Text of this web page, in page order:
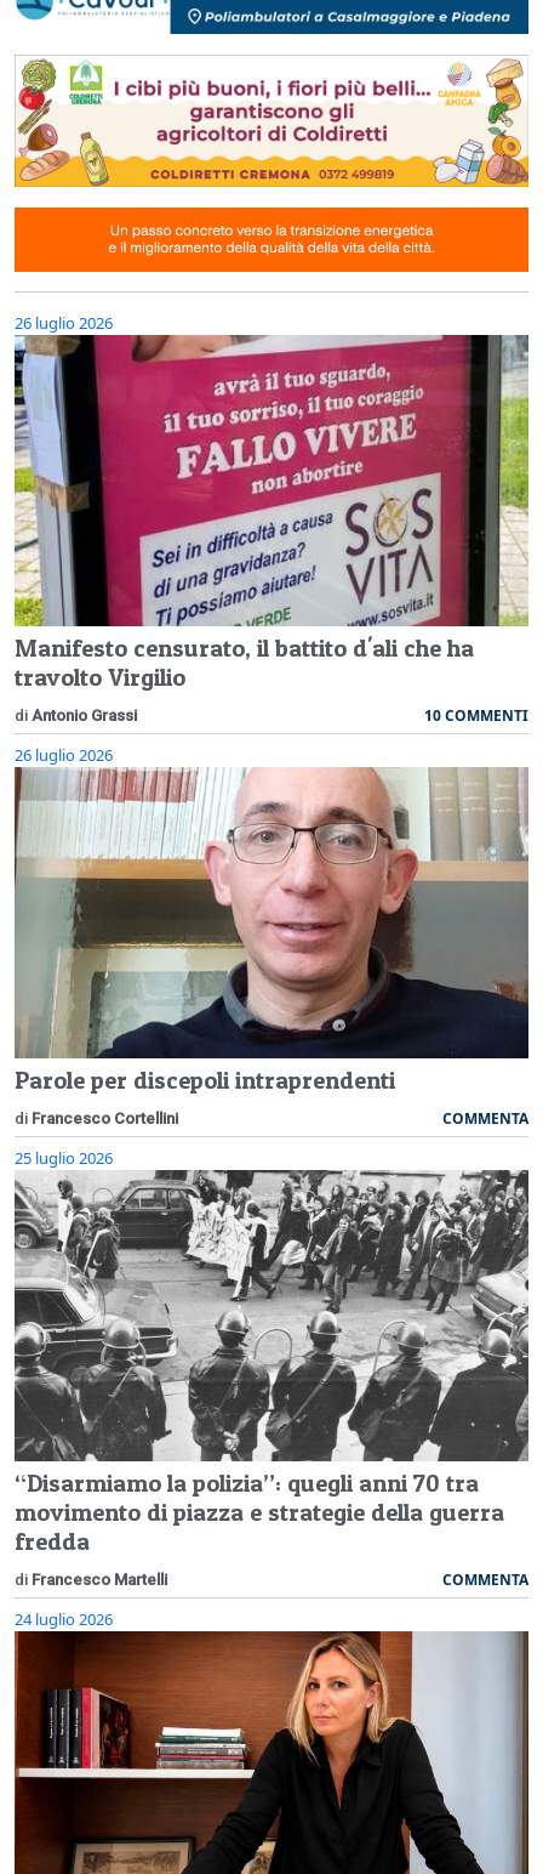
26 luglio 2026
Manifesto censurato, il battito d'ali che ha
travolto Virgilio
di Antonio Grassi 10 COMMENTI
26 luglio 2026
Parole per discepoli intraprendenti
di Francesco Cortellini COMMENTA
25 luglio 2026
“Disarmiamo la polizia”: quegli anni 70 tra
movimento di piazza e strategie della guerra
fredda
di Francesco Martelli COMMENTA
24 luglio 2026